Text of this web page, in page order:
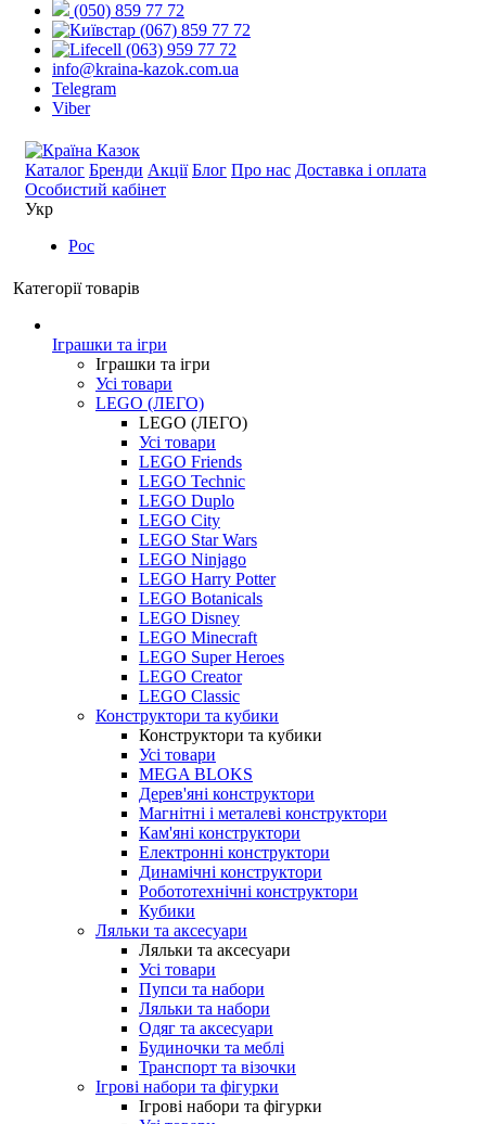
(050) 859 77 72
(067) 859 77 72
(063) 959 77 72
info@kraina-kazok.com.ua
Telegram
Viber
Каталог Бренди Акції Блог Про нас Доставка і оплата
Особистий кабінет
Укр
Рос
Категорії товарів
Іграшки та ігри
Іграшки та ігри
Усі товари
LEGO (ЛЕГО)
LEGO (ЛЕГО)
Усі товари
LEGO Friends
LEGO Technic
LEGO Duplo
LEGO City
LEGO Star Wars
LEGO Ninjago
LEGO Harry Potter
LEGO Botanicals
LEGO Disney
LEGO Minecraft
LEGO Super Heroes
LEGO Creator
LEGO Classic
Конструктори та кубики
Конструктори та кубики
Усі товари
MEGA BLOKS
Дерев'яні конструктори
Магнітні і металеві конструктори
Кам'яні конструктори
Електронні конструктори
Динамічні конструктори
Робототехнічні конструктори
Кубики
Ляльки та аксесуари
Ляльки та аксесуари
Усі товари
Пупси та набори
Ляльки та набори
Одяг та аксесуари
Будиночки та меблі
Транспорт та візочки
Ігрові набори та фігурки
Ігрові набори та фігурки